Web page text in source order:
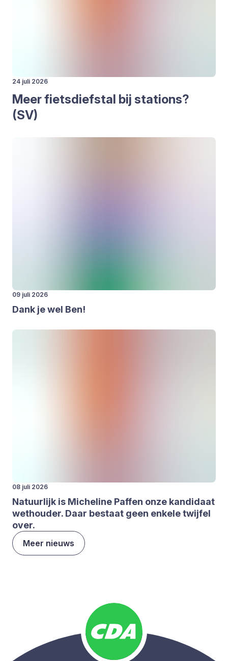
24 juli 2026
Meer fiets­dief­stal bij sta­ti­ons?
(SV)
09 juli 2026
Dank je wel Ben!
08 juli 2026
Natuur­lijk is Miche­li­ne Paf­fen onze kan­di­daat
wet­hou­der. Daar bestaat geen enke­le twij­fel
over.
Meer nieuws